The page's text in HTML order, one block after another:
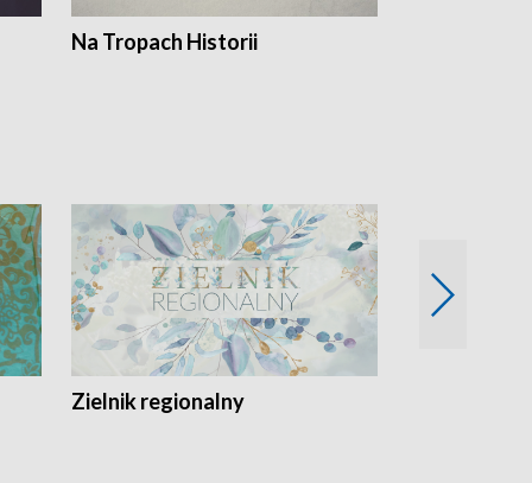
Na Tropach Historii
Zielnik regionalny